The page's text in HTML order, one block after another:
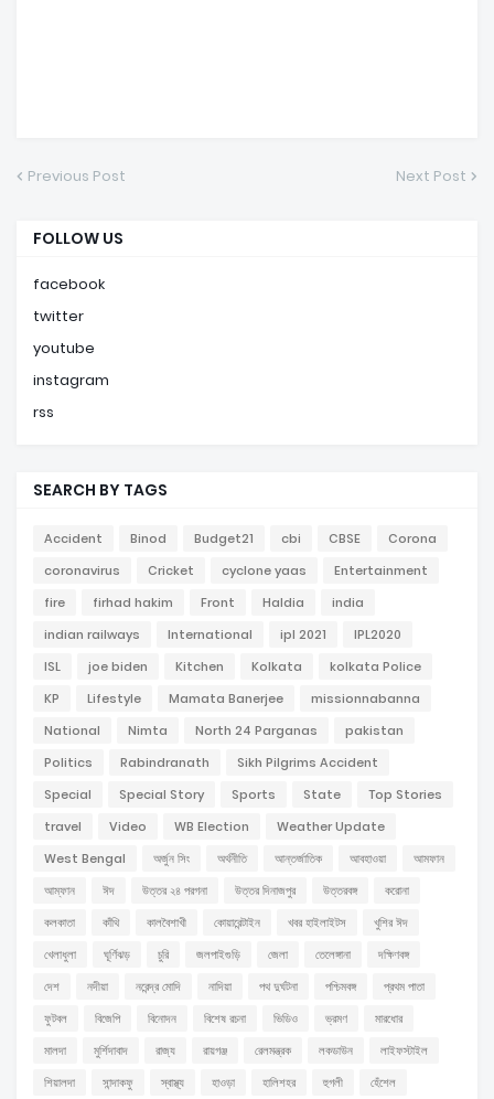
Previous Post Next Post
FOLLOW US
facebook
twitter
youtube
instagram
rss
SEARCH BY TAGS
Accident Binod Budget21 cbi CBSE
Corona
coronavirus
Cricket cyclone yaas
Entertainment
fire
firhad hakim Front Haldia
india
indian railways
International ipl 2021
IPL2020
ISL
joe biden Kitchen Kolkata
kolkata Police
KP
Lifestyle Mamata Banerjee
missionnabanna
National
Nimta North 24 Parganas
pakistan
Politics
Rabindranath
Sikh Pilgrims Accident
Special
Special Story Sports State
Top Stories
travel
Video WB Election
Weather Update
West Bengal
অর্জুন সিং অর্থনীতি আন্তর্জাতিক আবহাওয়া
আমফান
আম্ফান
ঈদ উত্তর ২৪ পরগনা উত্তর দিনাজপুর উত্তরবঙ্গ
করোনা
কলকাতা
কাঁথি কালবৈশাখী কোয়ারেন্টাইন খবর হাইলাইটস
খুশির ঈদ
খেলাধুলা
ঘূর্ণিঝড় চুরি জলপাইগুড়ি জেলা তেলেঙ্গানা
দক্ষিণবঙ্গ
দেশ
নদীয়া নরেন্দ্র মোদি নাদিয়া পথ দুর্ঘটনা পশ্চিমবঙ্গ
প্রথম পাতা
ফুটবল
বিজেপি বিনোদন বিশেষ রচনা ভিডিও ভ্রমণ
মারধোর
মালদা
মুর্শিদাবাদ রাজ্য রায়গঞ্জ রেলমন্ত্রক লকডাউন
লাইফস্টাইল
শিয়ালদা
সান্দাকফু স্বাস্থ্য হাওড়া হালিশহর হুগলী হেঁশেল